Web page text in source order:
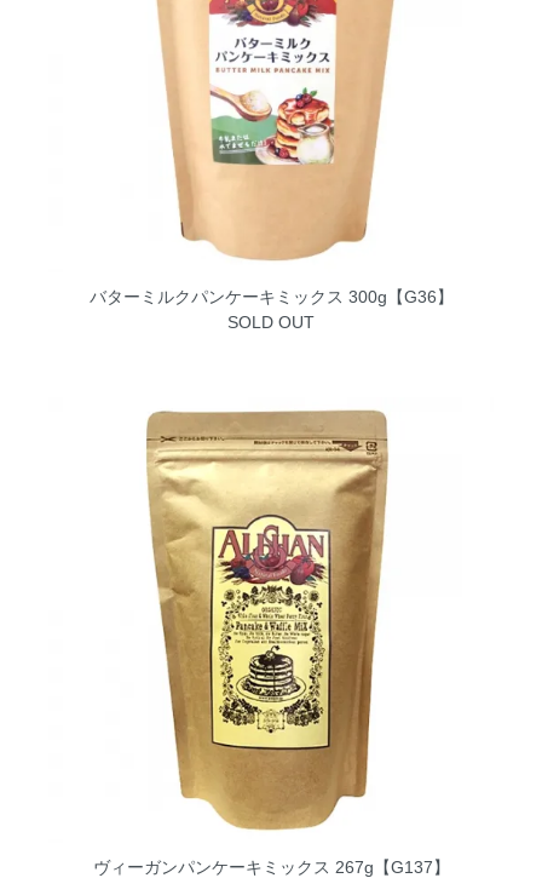
バターミルクパンケーキミックス 300g【G36】
SOLD OUT
ヴィーガンパンケーキミックス 267g【G137】